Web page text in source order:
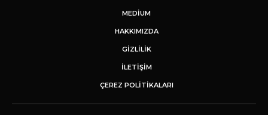
MEDIUM
HAKKIMIZDA
GİZLİLİK
İLETIŞIM
ÇEREZ POLITIKALARI